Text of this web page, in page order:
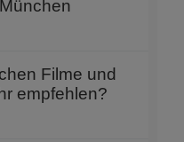
Filme und
empfehlen?